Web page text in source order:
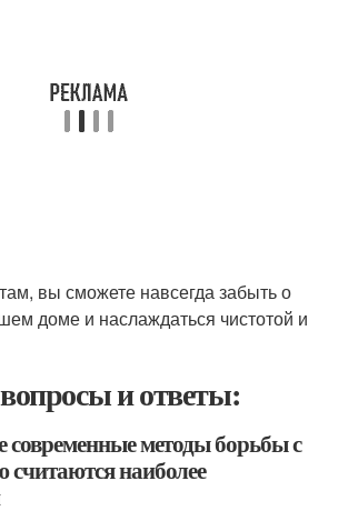
вы сможете навсегда забыть о
доме и наслаждаться чистотой и
и ответы:
современные методы борьбы с
наиболее